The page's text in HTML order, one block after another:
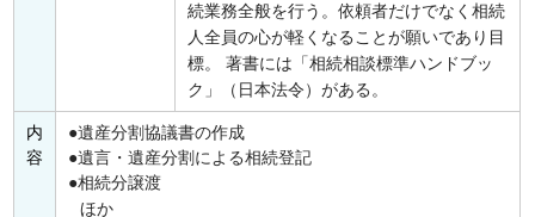
続業務全般を行う。依頼者だけでなく相続
人全員の心が軽くなることが願いであり目
標。 著書には「相続相談標準ハンドブッ
ク」（日本法令）がある。
内
容
遺産分割協議書の作成
遺言・遺産分割による相続登記
相続分譲渡
ほか